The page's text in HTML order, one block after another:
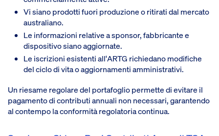
Vi siano prodotti fuori produzione o ritirati dal mercato
australiano.
Le informazioni relative a sponsor, fabbricante e
dispositivo siano aggiornate.
Le iscrizioni esistenti all'ARTG richiedano modifiche
del ciclo di vita o aggiornamenti amministrativi.
Un riesame regolare del portafoglio permette di evitare il
pagamento di contributi annuali non necessari, garantendo
al contempo la conformità regolatoria continua.